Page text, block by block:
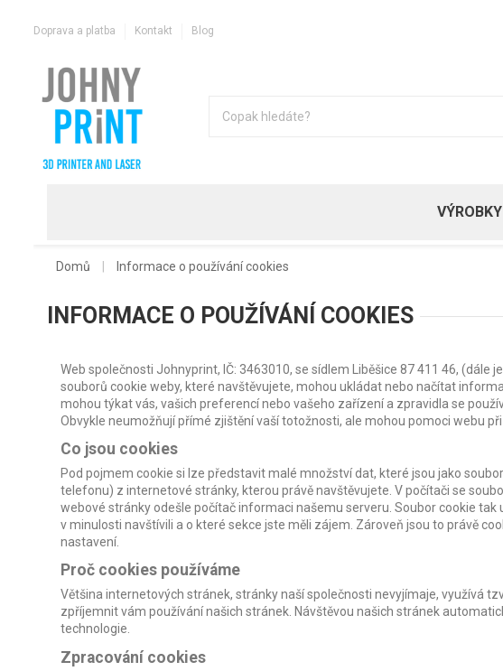
Doprava a platba Kontakt Blog
Domů Informace o používání cookies
INFORMACE O POUŽÍVÁNÍ COOKIES
Web společnosti Johnyprint, IČ: 3463010, se sídlem Liběšice 87 411 46, (dále
souborů cookie weby, které navštěvujete, mohou ukládat nebo načítat
mohou týkat vás, vašich preferencí nebo vašeho zařízení a zpravidla se
Obvykle neumožňují přímé zjištění vaší totožnosti, ale mohou pomoci webu
Co jsou cookies
Pod pojmem cookie si lze představit malé množství dat, které jsou jako
telefonu) z internetové stránky, kterou právě navštěvujete. V počítači se
webové stránky odešle počítač informaci našemu serveru. Soubor cookie
v minulosti navštívili a o které sekce jste měli zájem. Zároveň jsou to právě
nastavení.
Proč cookies používáme
Většina internetových stránek, stránky naší společnosti nevyjímaje, využívá
zpříjemnit vám používání našich stránek. Návštěvou našich stránek
technologie.
Zpracování cookies